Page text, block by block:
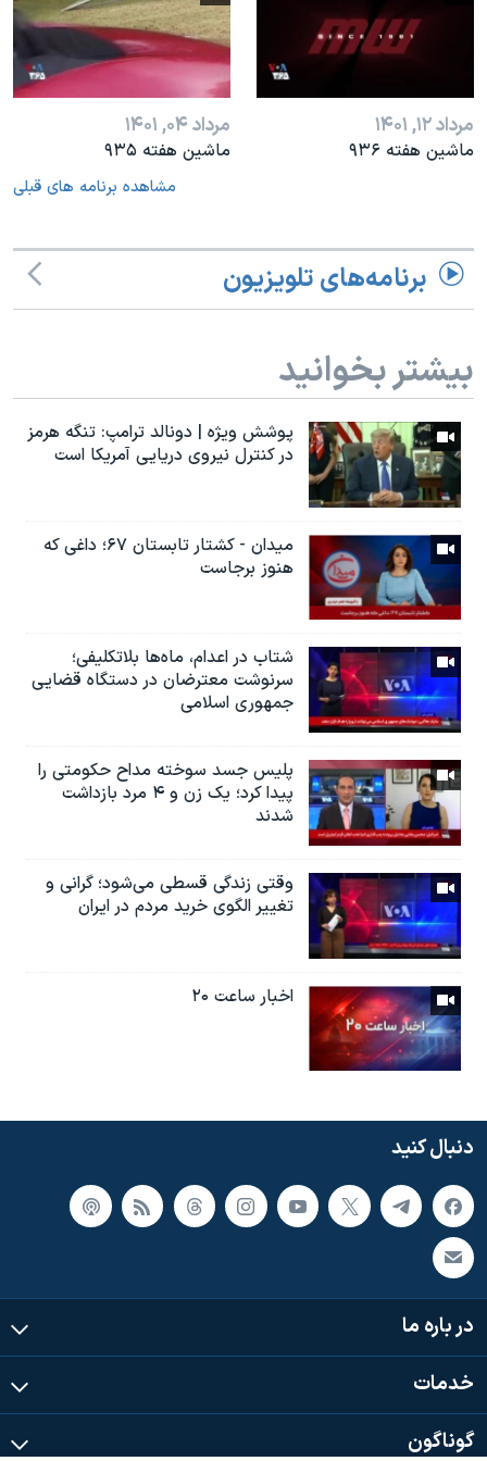
مرداد ۱۲, ۱۴۰۱
ماشین هفته ۹۳۶
مرداد ۰۴, ۱۴۰۱
ماشین هفته ۹۳۵
مشاهده برنامه های قبلی
برنامه‌های تلویزیون
بیشتر بخوانید
پوشش ویژه | دونالد ترامپ: تنگه هرمز
در کنترل نیروی دریایی آمریکا است
میدان - کشتار تابستان ۶۷؛ داغی که
هنوز برجاست
شتاب در اعدام، ماه‌ها بلاتکلیفی؛
سرنوشت معترضان در دستگاه قضایی
جمهوری اسلامی
پلیس جسد سوخته مداح حکومتی را
پیدا کرد؛ یک زن و ۴ مرد‌ بازداشت
شدند
وقتی زندگی قسطی می‌شود؛ گرانی و
تغییر الگوی خرید مردم در ایران
اخبار ساعت ۲۰
دنبال کنید
در باره ما
خدمات
گوناگون